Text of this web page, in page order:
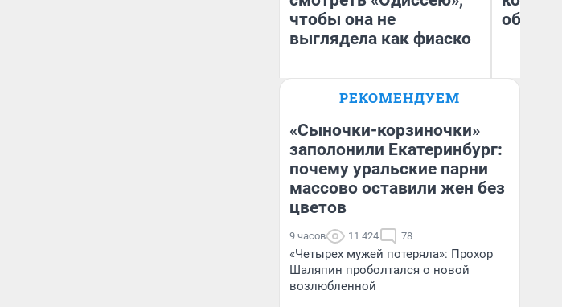
чтобы она не
выглядела как фиаско
Надежда Губарь
РЕКОМЕНДУЕМ
«Сыночки-корзиночки»
заполонили Екатеринбург:
почему уральские парни
массово оставили жен без
цветов
9 часов 11 424 78
«Четырех мужей потеряла»: Прохор
Шаляпин проболтался о новой
возлюбленной